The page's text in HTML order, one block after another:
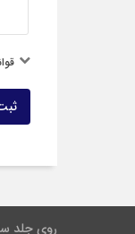
روی جلد